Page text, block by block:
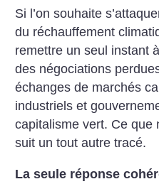
Si l’on souhaite
du réchauffement
remettre un seul instant
des négociations
échanges de marchés
industriels et
capitalisme vert. Ce que
suit un tout autre tracé.
La seule réponse